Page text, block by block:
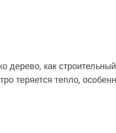
дерево, как
теряется тепло,